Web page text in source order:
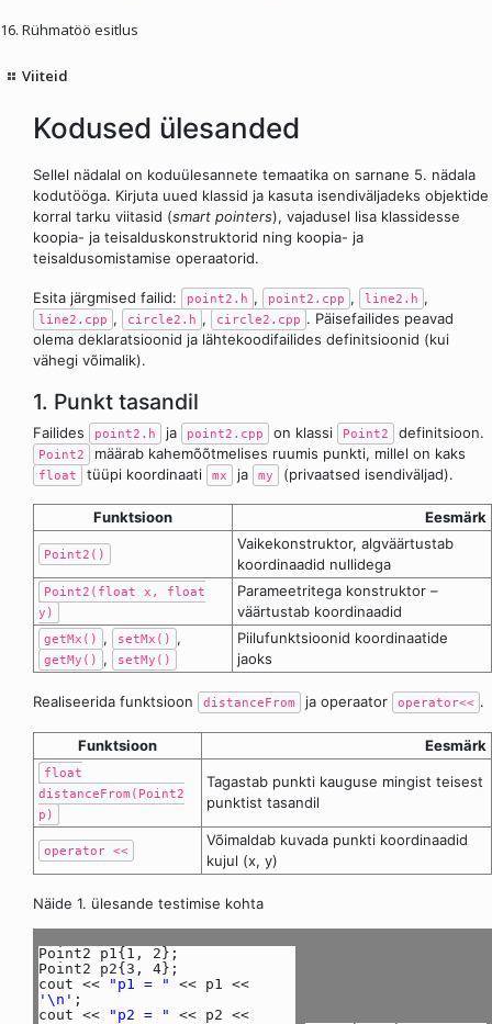
16. Rühmatöö esitlus
Viiteid
Kodused ülesanded
Sellel nädalal on koduülesannete temaatika on sarnane 5. nädala
kodutööga. Kirjuta uued klassid ja kasuta isendiväljadeks objektide
korral tarku viitasid (smart pointers), vajadusel lisa klassidesse
koopia- ja teisalduskonstruktorid ning koopia- ja
teisaldusomistamise operaatorid.
Esita järgmised failid: point2.h , point2.cpp , line2.h ,
line2.cpp , circle2.h , circle2.cpp . Päisefailides peavad
olema deklaratsioonid ja lähtekoodifailides definitsioonid (kui
vähegi võimalik).
1. Punkt tasandil
Failides point2.h ja point2.cpp on klassi Point2 definitsioon.
Point2 määrab kahemõõtmelises ruumis punkti, millel on kaks
float tüüpi koordinaati mx ja my (privaatsed isendiväljad).
Funktsioon Eesmärk
Point2()
Vaikekonstruktor, algväärtustab
koordinaadid nullidega
Point2(float x, float
y)
Parameetritega konstruktor –
väärtustab koordinaadid
getMx() , setMx() ,
getMy() , setMy()
Piilufunktsioonid koordinaatide
jaoks
Realiseerida funktsioon distanceFrom ja operaator operator<< .
Funktsioon Eesmärk
float
distanceFrom(Point2
p)
Tagastab punkti kauguse mingist teisest
punktist tasandil
operator <<
Võimaldab kuvada punkti koordinaadid
kujul (x, y)
Näide 1. ülesande testimise kohta
Point2 p1{1, 2};
Point2 p2{3, 4};
cout <<
"p1 = "
<< p1 <<
'\n' ;
cout <<
"p2 = "
<< p2 <<